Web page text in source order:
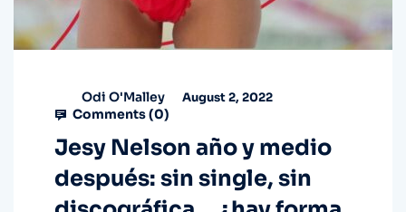
Odi O'Malley August 2, 2022
Comments (0)
Jesy Nelson año y medio
después: sin single, sin